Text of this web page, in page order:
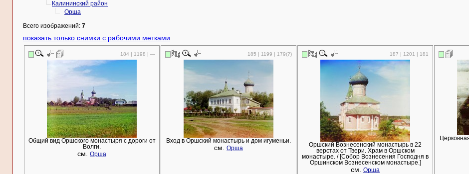
Калининский район
Орша
Всего изображений: 7
показать только снимки с рабочими метками
184 | 1198 | —
Общий вид Оршского монастыря с дороги от
Волги.
см. Орша
185 | 1199 | 179(?)
Вход в Оршский монастырь и дом игуменьи.
см. Орша
187 | 1201 | 181
Оршский Вознесенский монастырь в 22
верстах от Твери. Храм в Оршском
монастыре. / [Собор Вознесения Господня в
Оршинском Вознесенском монастыре.]
см. Орша